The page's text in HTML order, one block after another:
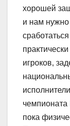
хорошей
и нам
игроков,
пока